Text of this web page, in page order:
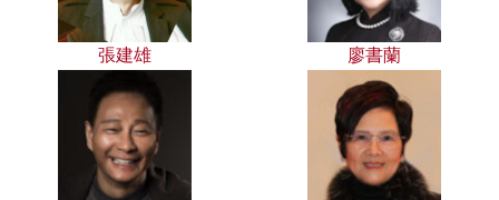
張建雄 廖書蘭